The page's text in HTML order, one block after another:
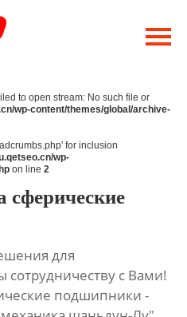
to open stream: No such file or
wp-content/themes/global/archive-
for inclusion
wp-
on line 2
для
сотрудничеству с Вами!
подшипники -